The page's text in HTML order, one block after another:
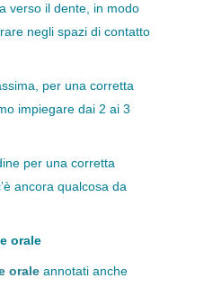
verso il dente, in modo
negli spazi di contatto
per una corretta
impiegare dai 2 ai 3
per una corretta
ancora qualcosa da
orale
orale annotati anche